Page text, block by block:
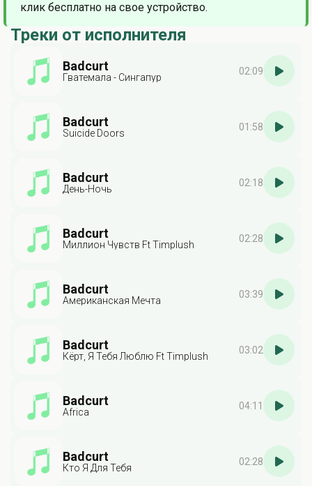
клик бесплатно на свое устройство.
Треки от исполнителя
Badcurt
Гватемала - Сингапур
02:09
Badcurt
Suicide Doors
01:58
Badcurt
День-Ночь
02:18
Badcurt
Миллион Чувств Ft Timplush
02:28
Badcurt
Американская Мечта
03:39
Badcurt
Кёрт, Я Тебя Люблю Ft Timplush
03:02
Badcurt
Africa
04:11
Badcurt
Кто Я Для Тебя
02:28